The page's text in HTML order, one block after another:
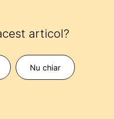
articol?
Nu chiar